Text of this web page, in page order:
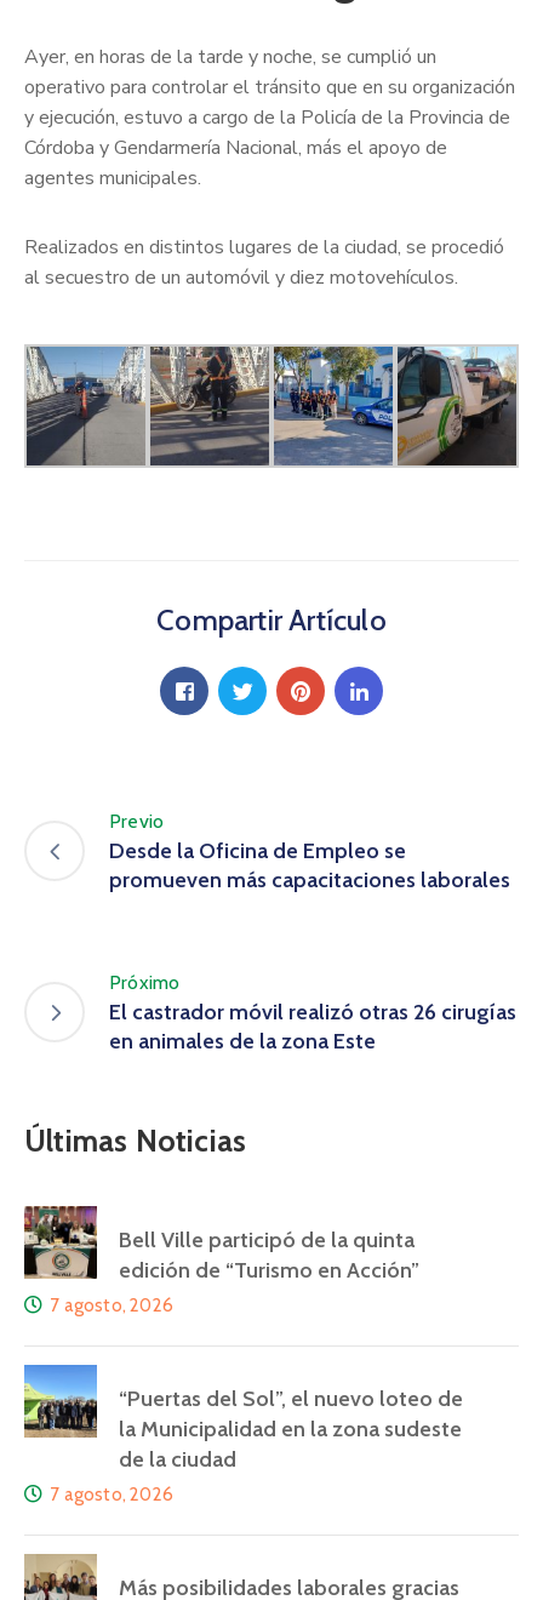
Ayer, en horas de la tarde y noche, se cumplió un
operativo para controlar el tránsito que en su organización
y ejecución, estuvo a cargo de la Policía de la Provincia de
Córdoba y Gendarmería Nacional, más el apoyo de
agentes municipales.
Realizados en distintos lugares de la ciudad, se procedió
al secuestro de un automóvil y diez motovehículos.
Compartir Artículo
Previo
Desde la Oficina de Empleo se
promueven más capacitaciones laborales
Próximo
El castrador móvil realizó otras 26 cirugías
en animales de la zona Este
Últimas Noticias
Bell Ville participó de la quinta
edición de “Turismo en Acción”
7 agosto, 2026
“Puertas del Sol”, el nuevo loteo de
la Municipalidad en la zona sudeste
de la ciudad
7 agosto, 2026
Más posibilidades laborales gracias